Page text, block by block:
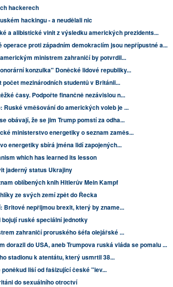
hackerech
hackingu - a neudělali nic
a alibistické vinit z výsledku amerických prezidents...
operace proti západním demokraciím jsou nepřípustné a...
ministrem zahraničí by potvrdil...
konzulka" Doněcké lidové republiky...
mezinárodních studentů v Británii...
časy. Podpořte finančně nezávislou n...
Ruské vměšování do amerických voleb je ...
obávají, že se jim Trump pomstí za odha...
ministerstvo energetiky o seznam zaměs...
energetiky sbírá jména lidí zapojených...
which has learned its lesson
jaderný status Ukrajiny
oblíbených knih Hitlerův Mein Kampf
ze svých zemí zpět do Řecka
Britové nepřijmou brexit, který by zname...
ruské speciální jednotky
zahraničí proruského šéfa olejářské ...
dorazil do USA, aneb Trumpova ruská vláda se pomalu ...
stadionu k atentátu, který usmrtil 38...
liší od fašizující české "lev...
do sexuálního otroctví